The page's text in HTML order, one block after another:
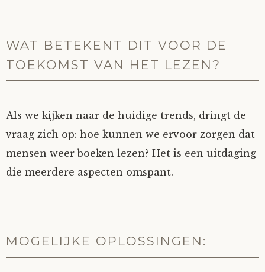
WAT BETEKENT DIT VOOR DE
TOEKOMST VAN HET LEZEN?
Als we kijken naar de huidige trends, dringt de
vraag zich op: hoe kunnen we ervoor zorgen dat
mensen weer boeken lezen? Het is een uitdaging
die meerdere aspecten omspant.
MOGELIJKE OPLOSSINGEN: